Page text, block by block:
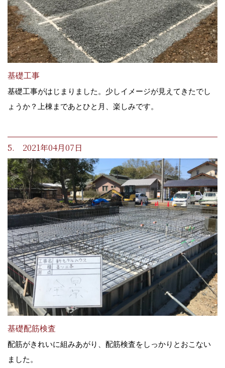
基礎工事
基礎工事がはじまりました。少しイメージが見えてきたでし
ょうか？上棟まであとひと月、楽しみです。
5. 2021年04月07日
基礎配筋検査
配筋がきれいに組みあがり、配筋検査をしっかりとおこない
ました。